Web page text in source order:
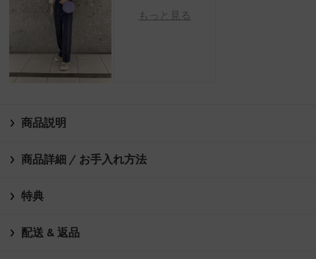
もっと見る
商品説明
商品詳細 / お手入れ方法
特典
配送 & 返品